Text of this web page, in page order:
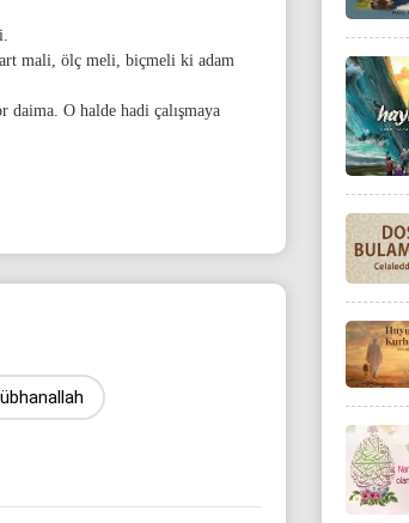
mali, ölç meli, biçmeli ki adam
daima. O halde hadi çalışmaya